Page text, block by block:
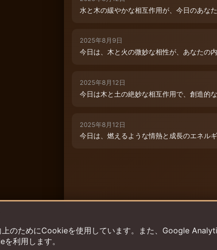
水と木の緩やかな相互作用が、今日のあな
2025年8月9日
今日は、木と火の微妙な相性が、あなたの
2025年8月12日
今日は木と土の絶妙な相互作用で、創造的
2025年8月12日
今日は、燃えるような情熱と成長のエネル
上のためにCookieを使用しています。また、Google
利用します。